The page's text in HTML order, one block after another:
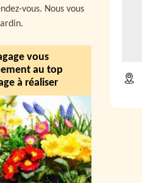
vous. Nous vous
vous
au top
à réaliser